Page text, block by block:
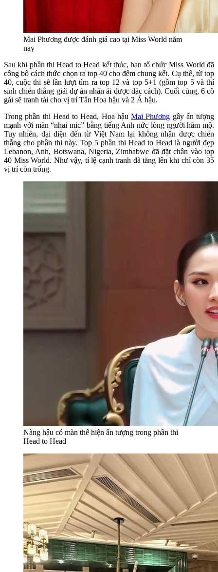
Mai Phương được đánh giá cao tại Miss World năm
nay
Sau khi phần thi Head to Head kết thúc, ban tổ chức Miss World đã
công bố cách thức chọn ra top 40 cho đêm chung kết. Cụ thể, từ top
40, cuộc thi sẽ lần lượt tìm ra top 12 và top 5+1 (gồm top 5 và thí
sinh chiến thắng giải dự án nhân ái được đặc cách). Cuối cùng, 6 cô
gái sẽ tranh tài cho vị trí Tân Hoa hậu và 2 Á hậu.
Trong phần thi Head to Head, Hoa hậu Mai Phương gây ấn tượng
mạnh với màn “nhai mic” bằng tiếng Anh nức lòng người hâm mộ.
Tuy nhiên, đại diện đến từ Việt Nam lại không nhận được chiến
thắng cho phần thi này. Top 5 phần thi Head to Head là người đẹp
Lebanon, Anh, Botswana, Nigeria, Zimbabwe đã đặt chân vào top
40 Miss World. Như vậy, tỉ lệ cạnh tranh đã tăng lên khi chỉ còn 35
vị trí còn trống.
Nàng hậu có màn thể hiện ấn tượng trong phần thi
Head to Head